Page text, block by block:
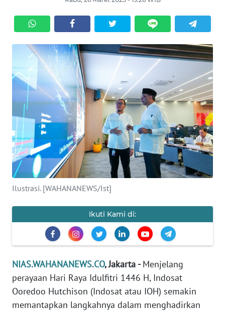
Ilustrasi. [WAHANANEWS/Ist]
Ikuti Kami di:
NIAS.WAHANANEWS.CO, Jakarta -Menjelang
perayaan Hari Raya Idulfitri 1446 H, Indosat
Ooredoo Hutchison (Indosat atau IOH) semakin
memantapkan langkahnya dalam menghadirkan
KHAS
OPINI
NUSANTARA
SERBA-
SERBI
Informasi
INDEKS
BERITA
KAMI
INFO
IKLAN
TENTANG
KAMI